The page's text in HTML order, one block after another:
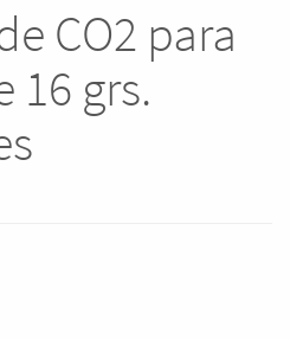
CO2 para
16 grs.